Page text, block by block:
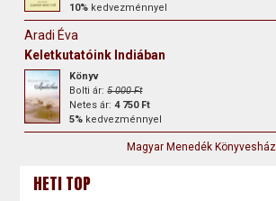
10% kedvezménnyel
Aradi Éva
Keletkutatóink Indiában
Könyv
Bolti ár:5 000 Ft
Netes ár:4 750 Ft
5% kedvezménnyel
Magyar Menedék Könyvesház
HETI TOP